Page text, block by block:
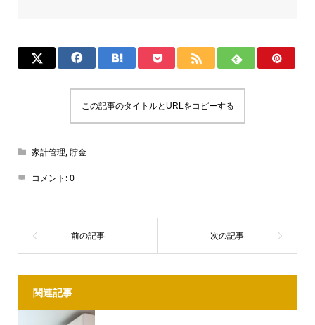
この記事のタイトルとURLをコピーする
家計管理,貯金
コメント:0
関連記事